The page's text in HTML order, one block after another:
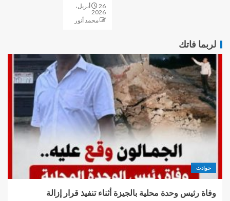
26 أبريل،
2026
محمد أنور
لربما فاتك
حوادث
وفاة رئيس وحدة محلية بالجيزة أثناء تنفيذ قرار إزالة